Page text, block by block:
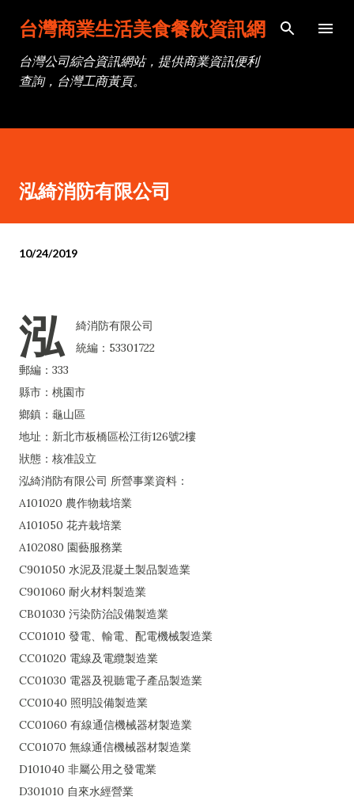
跳到主要內容
台灣商業生活美食餐飲資訊網
台灣公司綜合資訊網站，提供商業資訊便利
查詢，台灣工商黃頁。
泓綺消防有限公司
10/24/2019
泓
綺消防有限公司
統編：53301722
郵編：333
縣市：桃園市
鄉鎮：龜山區
地址：新北市板橋區松江街126號2樓
狀態：核准設立
泓綺消防有限公司 所營事業資料：
A101020 農作物栽培業
A101050 花卉栽培業
A102080 園藝服務業
C901050 水泥及混凝土製品製造業
C901060 耐火材料製造業
CB01030 污染防治設備製造業
CC01010 發電、輸電、配電機械製造業
CC01020 電線及電纜製造業
CC01030 電器及視聽電子產品製造業
CC01040 照明設備製造業
CC01060 有線通信機械器材製造業
CC01070 無線通信機械器材製造業
D101040 非屬公用之發電業
D301010 自來水經營業